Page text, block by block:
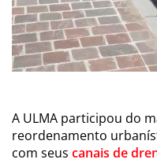
A ULMA participou do
reordenamento
com seus canais de